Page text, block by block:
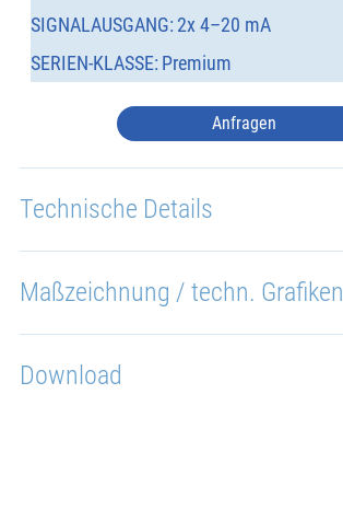
SIGNALAUSGANG: 2x 4–20 mA
SERIEN-KLASSE: Premium
Anfragen
Technische Details
Maßzeichnung / techn. Grafiken
Download